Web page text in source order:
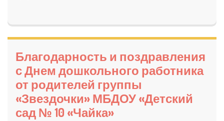
Благодарность и поздравления
с Днем дошкольного работника
от родителей группы
«Звездочки» МБДОУ «Детский
сад № 10 «Чайка»